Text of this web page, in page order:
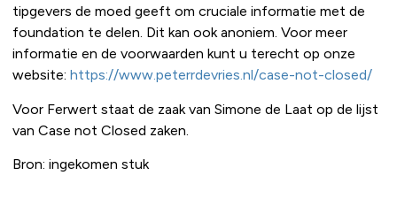
tipgevers de moed geeft om cruciale informatie met de
foundation te delen. Dit kan ook anoniem. Voor meer
informatie en de voorwaarden kunt u terecht op onze
website: https://www.peterrdevries.nl/case-not-closed/
Voor Ferwert staat de zaak van Simone de Laat op de lijst
van Case not Closed zaken.
Bron: ingekomen stuk